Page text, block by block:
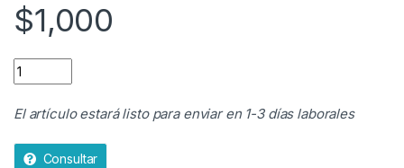
$1,000
Logo voz Off - 1 Segundo(Tiempo) quantity
El artículo estará listo para enviar en 1-3 días laborales
Consultar